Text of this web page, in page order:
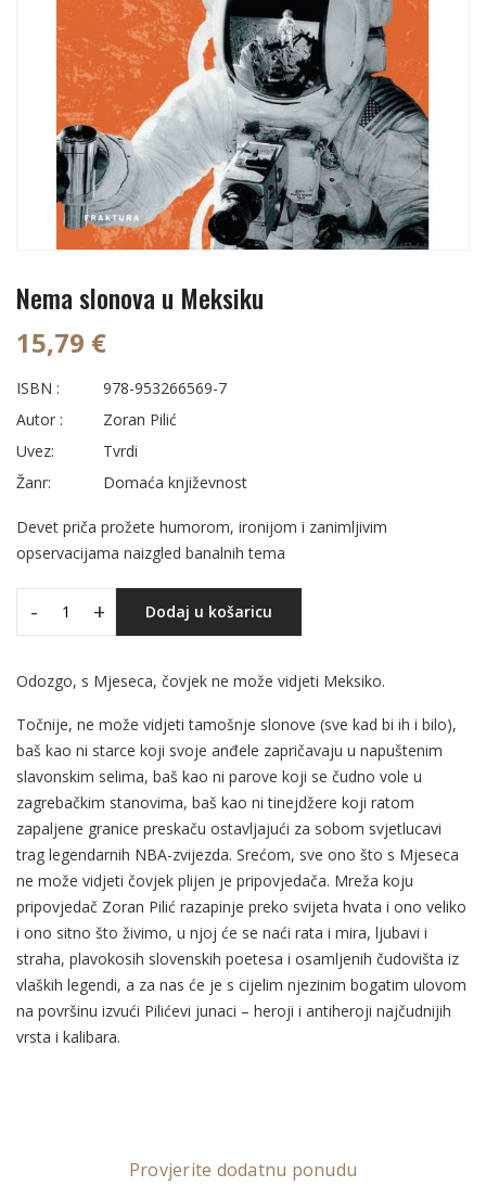
Nema slonova u Meksiku
15,79 €
ISBN :
978-953266569-7
Autor :
Zoran Pilić
Uvez:
Tvrdi
Žanr:
Domaća književnost
Devet priča prožete humorom, ironijom i zanimljivim
opservacijama naizgled banalnih tema
- + Dodaj u košaricu
Odozgo, s Mjeseca, čovjek ne može vidjeti Meksiko.
Točnije, ne može vidjeti tamošnje slonove (sve kad bi ih i bilo),
baš kao ni starce koji svoje anđele zapričavaju u napuštenim
slavonskim selima, baš kao ni parove koji se čudno vole u
zagrebačkim stanovima, baš kao ni tinejdžere koji ratom
zapaljene granice preskaču ostavljajući za sobom svjetlucavi
trag legendarnih NBA-zvijezda. Srećom, sve ono što s Mjeseca
ne može vidjeti čovjek plijen je pripovjedača. Mreža koju
pripovjedač Zoran Pilić razapinje preko svijeta hvata i ono veliko
i ono sitno što živimo, u njoj će se naći rata i mira, ljubavi i
straha, plavokosih slovenskih poetesa i osamljenih čudovišta iz
vlaških legendi, a za nas će je s cijelim njezinim bogatim ulovom
na površinu izvući Pilićevi junaci – heroji i antiheroji najčudnijih
vrsta i kalibara.
Provjerite dodatnu ponudu